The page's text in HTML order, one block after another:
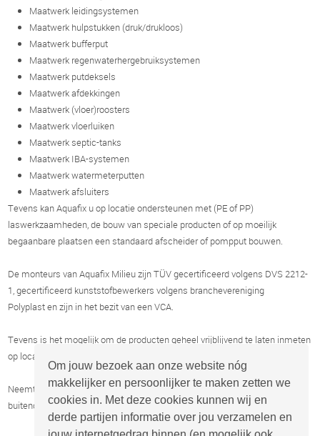
Om jouw bezoek aan onze website nóg
makkelijker en persoonlijker te maken zetten we
cookies in. Met deze cookies kunnen wij en
derde partijen informatie over jou verzamelen en
Maatwerk leidingsystemen
Maatwerk hulpstukken (druk/drukloos)
Maatwerk bufferput
Maatwerk regenwaterhergebruiksystemen
Maatwerk putdeksels
Maatwerk afdekkingen
Maatwerk (vloer)roosters
Maatwerk vloerluiken
Maatwerk septic-tanks
Maatwerk IBA-systemen
Maatwerk watermeterputten
Maatwerk afsluiters
Tevens kan Aquafix u op locatie ondersteunen met (PE of PP)
laswerkzaamheden, de bouw van speciale producten of op moeilijk
begaanbare plaatsen een standaard afscheider of pompput bouwen.
De monteurs van Aquafix Milieu zijn TÜV gecertificeerd volgens DVS 2212-
1, gecertificeerd kunststofbewerkers volgens branchevereniging
Polyplast en zijn in het bezit van een VCA.
Tevens is het mogelijk om de producten geheel vrijblijvend te laten inmeten
op locatie bij u voor een vrijblijvende prijsopgave.
Neemt u contactop met onze verkoopafdeling, of
buitendienstmedewerkers voor meer informatie of een prijsopgave.